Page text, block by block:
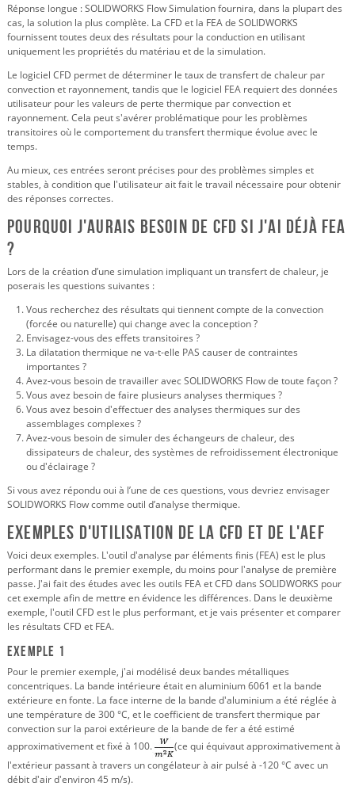
Réponse longue : SOLIDWORKS Flow Simulation fournira, dans la plupart des
cas, la solution la plus complète. La CFD et la FEA de SOLIDWORKS
fournissent toutes deux des résultats pour la conduction en utilisant
uniquement les propriétés du matériau et de la simulation.
Le logiciel CFD permet de déterminer le taux de transfert de chaleur par
convection et rayonnement, tandis que le logiciel FEA requiert des données
utilisateur pour les valeurs de perte thermique par convection et
rayonnement. Cela peut s'avérer problématique pour les problèmes
transitoires où le comportement du transfert thermique évolue avec le
temps.
Au mieux, ces entrées seront précises pour des problèmes simples et
stables, à condition que l'utilisateur ait fait le travail nécessaire pour obtenir
des réponses correctes.
Pourquoi j'aurais besoin de CFD si j'ai déjà FEA
?
Lors de la création d’une simulation impliquant un transfert de chaleur, je
poserais les questions suivantes :
Vous recherchez des résultats qui tiennent compte de la convection
(forcée ou naturelle) qui change avec la conception ?
Envisagez-vous des effets transitoires ?
La dilatation thermique ne va-t-elle PAS causer de contraintes
importantes ?
Avez-vous besoin de travailler avec SOLIDWORKS Flow de toute façon ?
Vous avez besoin de faire plusieurs analyses thermiques ?
Vous avez besoin d'effectuer des analyses thermiques sur des
assemblages complexes ?
Avez-vous besoin de simuler des échangeurs de chaleur, des
dissipateurs de chaleur, des systèmes de refroidissement électronique
ou d'éclairage ?
Si vous avez répondu oui à l’une de ces questions, vous devriez envisager
SOLIDWORKS Flow comme outil d’analyse thermique.
Exemples d'utilisation de la CFD et de l'AEF
Voici deux exemples. L'outil d'analyse par éléments finis (FEA) est le plus
performant dans le premier exemple, du moins pour l'analyse de première
passe. J'ai fait des études avec les outils FEA et CFD dans SOLIDWORKS pour
cet exemple afin de mettre en évidence les différences. Dans le deuxième
exemple, l'outil CFD est le plus performant, et je vais présenter et comparer
les résultats CFD et FEA.
Exemple 1
Pour le premier exemple, j'ai modélisé deux bandes métalliques
concentriques. La bande intérieure était en aluminium 6061 et la bande
extérieure en fonte. La face interne de la bande d'aluminium a été réglée à
une température de 300 °C, et le coefficient de transfert thermique par
convection sur la paroi extérieure de la bande de fer a été estimé
approximativement et fixé à 100.
(ce qui équivaut approximativement à
l'extérieur passant à travers un congélateur à air pulsé à -120 °C avec un
débit d'air d'environ 45 m/s).